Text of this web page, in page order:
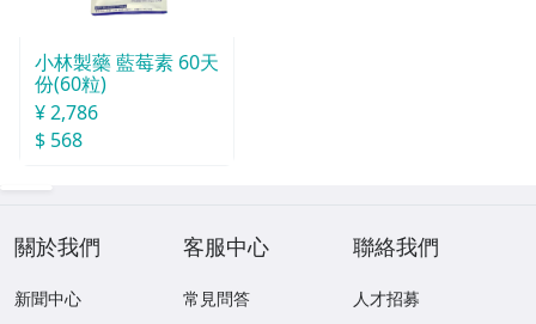
小林製藥 藍莓素 60天
份(60粒)
¥ 2,786
$ 568
關於我們
新聞中心
客服中心
常見問答
聯絡我們
人才招募